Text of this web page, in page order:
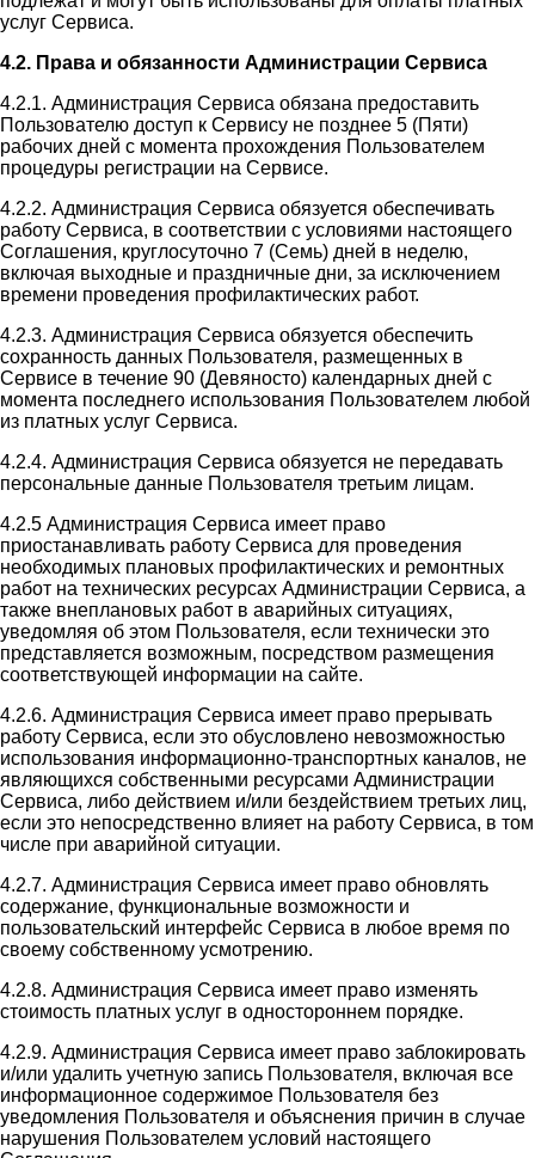
услуг Сервиса.
4.2. Права и обязанности Администрации Сервиса
4.2.1. Администрация Сервиса обязана предоставить
Пользователю доступ к Сервису не позднее 5 (Пяти)
рабочих дней с момента прохождения Пользователем
процедуры регистрации на Сервисе.
4.2.2. Администрация Сервиса обязуется обеспечивать
работу Сервиса, в соответствии с условиями настоящего
Соглашения, круглосуточно 7 (Семь) дней в неделю,
включая выходные и праздничные дни, за исключением
времени проведения профилактических работ.
4.2.3. Администрация Сервиса обязуется обеспечить
сохранность данных Пользователя, размещенных в
Сервисе в течение 90 (Девяносто) календарных дней с
момента последнего использования Пользователем любой
из платных услуг Сервиса.
4.2.4. Администрация Сервиса обязуется не передавать
персональные данные Пользователя третьим лицам.
4.2.5 Администрация Сервиса имеет право
приостанавливать работу Сервиса для проведения
необходимых плановых профилактических и ремонтных
работ на технических ресурсах Администрации Сервиса, а
также внеплановых работ в аварийных ситуациях,
уведомляя об этом Пользователя, если технически это
представляется возможным, посредством размещения
соответствующей информации на сайте.
4.2.6. Администрация Сервиса имеет право прерывать
работу Сервиса, если это обусловлено невозможностью
использования информационно-транспортных каналов, не
являющихся собственными ресурсами Администрации
Сервиса, либо действием и/или бездействием третьих лиц,
если это непосредственно влияет на работу Сервиса, в том
числе при аварийной ситуации.
4.2.7. Администрация Сервиса имеет право обновлять
содержание, функциональные возможности и
пользовательский интерфейс Сервиса в любое время по
своему собственному усмотрению.
4.2.8. Администрация Сервиса имеет право изменять
стоимость платных услуг в одностороннем порядке.
4.2.9. Администрация Сервиса имеет право заблокировать
и/или удалить учетную запись Пользователя, включая все
информационное содержимое Пользователя без
уведомления Пользователя и объяснения причин в случае
нарушения Пользователем условий настоящего